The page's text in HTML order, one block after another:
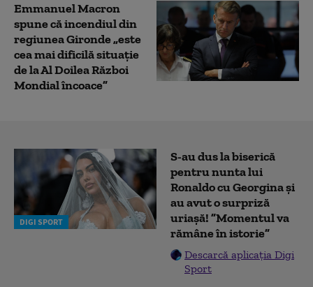
Emmanuel Macron
spune că incendiul din
regiunea Gironde „este
cea mai dificilă situație
de la Al Doilea Război
Mondial încoace”
DIGI SPORT
S-au dus la biserică
pentru nunta lui
Ronaldo cu Georgina și
au avut o surpriză
uriașă! ”Momentul va
rămâne în istorie”
Descarcă aplicația Digi
Sport